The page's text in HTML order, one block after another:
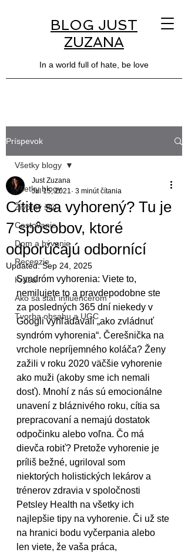
BLOG JUST
ZUZANA
In a world full of hate, be love
Príspevok
Všetky blogy
Životný štýl
Cestovanie
Dom a bývanie
Recenzie
Krása
Ako sa stať influencerom
Tvorba obsahu a UGC
Všetky blogy
Cítite sa vyhorený? Tu je
7 spôsobov, ktoré
odporúčajú odbornící
Just Zuzana
Jul 15, 2021 3 minút čítania
Updated:Sep 24, 2025
Syndróm vyhorenia: Viete to,
nemilujete to a pravdepodobne ste
za posledných 365 dní niekedy v
Googli vyhľadávali „ako zvládnuť
syndróm vyhorenia“. Čerešnička na
vrchole nepríjemného koláča? Ženy
zažili v roku 2020 väčšie vyhorenie
ako muži (akoby sme ich nemali
dosť). Mnohí z nás sú emocionálne
unavení z bláznivého roku, cítia sa
prepracovaní a nemajú dostatok
odpočinku alebo voľna. Čo má
dievča robiť? Pretože vyhorenie je
príliš bežné, ugriloval som
niektorých holistických lekárov a
trénerov zdravia v spoločnosti
Petsley Health na všetky ich
najlepšie tipy na vyhorenie. Či už ste
na hranici bodu vyčerpania alebo
len viete, že vaša práca,